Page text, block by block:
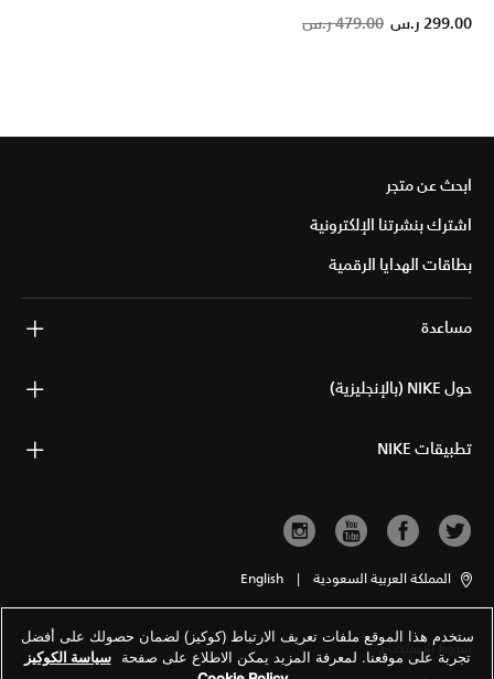
479.00 ر.س 299.00 ر.س
ابحث عن متجر
اشترك بنشرتنا الإلكترونية
بطاقات الهدايا الرقمية
مساعدة
حول NIKE (بالإنجليزية)
تطبيقات NIKE
المملكة العربية السعودية |
English
شروط الاستخدام
ستخدم هذا الموقع ملفات تعريف الارتباط (كوكيز) لضمان حصولك على أفضل
تجربة على موقعنا. لمعرفة المزيد يمكن الاطلاع على صفحة سياسة الكوكيز